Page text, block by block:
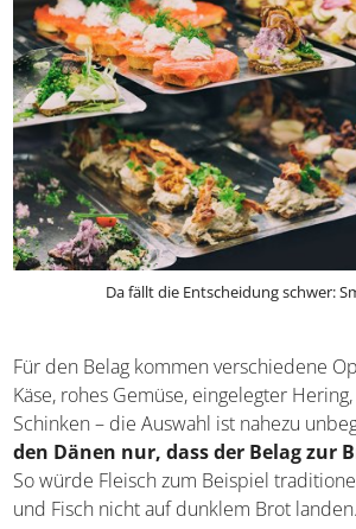
Da fällt die Entscheidung schwer:
Für den Belag kommen verschiedene
Käse, rohes Gemüse, eingelegter
Schinken – die Auswahl ist nahezu
ist den Dänen nur, dass der Belag
passt. So würde Fleisch zum Beispiel
auf hellem und Fisch nicht auf dunklem